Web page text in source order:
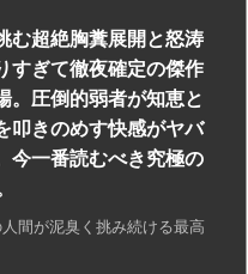
む超絶胸糞展開と怒涛
すぎて徹夜確定の傑作
。圧倒的弱者が知恵と
叩きのめす快感がヤバ
今一番読むべき究極の
間が泥臭く挑み続ける最高